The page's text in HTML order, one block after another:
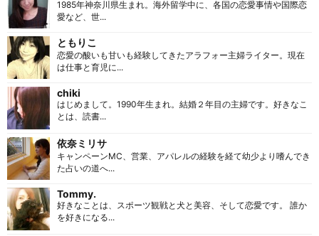
1985年神奈川県生まれ。海外留学中に、各国の恋愛事情や国際恋
愛など、世...
ともりこ
恋愛の酸いも甘いも経験してきたアラフォー主婦ライター。現在
は仕事と育児に...
chiki
はじめまして。1990年生まれ。結婚２年目の主婦です。好きなこ
とは、読書...
依奈ミリサ
キャンペーンMC、営業、アパレルの経験を経て幼少より嗜んでき
た占いの道へ...
Tommy.
好きなことは、スポーツ観戦と犬と美容、そして恋愛です。 誰か
を好きになる...